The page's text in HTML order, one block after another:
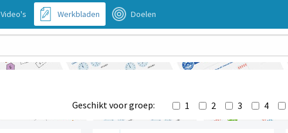
Video's Werkbladen Doelen
Geschikt voor groep: 1 2 3 4